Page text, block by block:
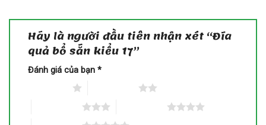
Hãy là người đầu tiên nhận xét “Đĩa
quả bổ sẵn kiểu 17”
Đánh giá của bạn *